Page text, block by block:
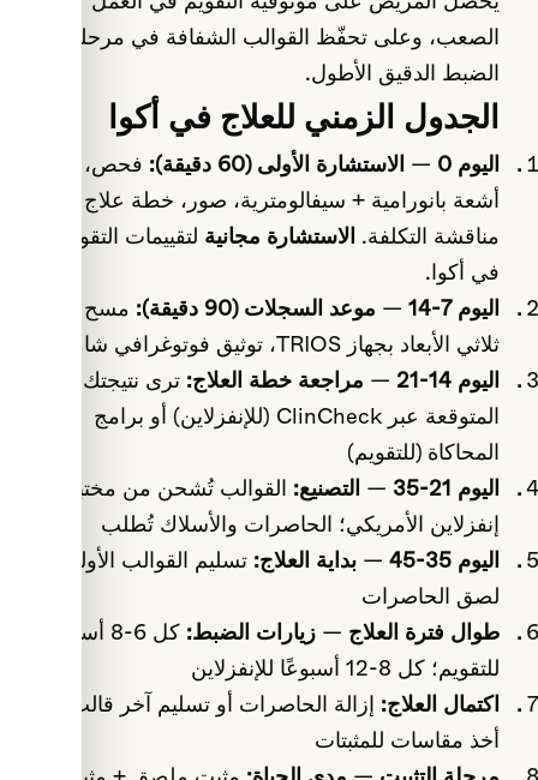
يحصل المريض على موثوقية التقويم في العمل
الصعب، وعلى تحفّظ القوالب الشفافة في مرحلة
الضبط الدقيق الأطول.
الجدول الزمني للعلاج في أكوا
اليوم 0 — الاستشارة الأولى (60 دقيقة): فحص،
أشعة بانورامية + سيفالومترية، صور، خطة علاج +
مناقشة التكلفة. الاستشارة مجانية لتقييمات التقويم
في أكوا.
اليوم 7-14 — موعد السجلات (90 دقيقة): مسح
ثلاثي الأبعاد بجهاز TRIOS، توثيق فوتوغرافي شامل
اليوم 14-21 — مراجعة خطة العلاج: ترى نتيجتك
المتوقعة عبر ClinCheck (للإنفزلاين) أو برامج
المحاكاة (للتقويم)
اليوم 21-35 — التصنيع: القوالب تُشحن من مختبر
إنفزلاين الأمريكي؛ الحاصرات والأسلاك تُطلب
اليوم 35-45 — بداية العلاج: تسليم القوالب الأولى أو
لصق الحاصرات
طوال فترة العلاج — زيارات الضبط: كل 6-8 أسابيع
للتقويم؛ كل 8-12 أسبوعًا للإنفزلاين
اكتمال العلاج: إزالة الحاصرات أو تسليم آخر قالب؛
أخذ مقاسات للمثبتات